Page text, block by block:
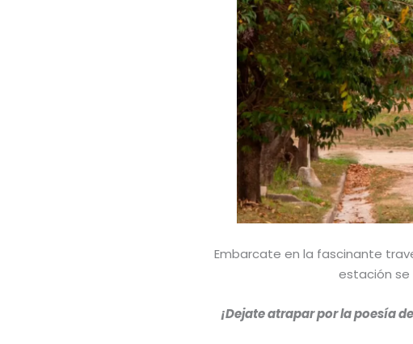
Embarcate en la fascinante
estación se
¡Dejate atrapar por la poesía